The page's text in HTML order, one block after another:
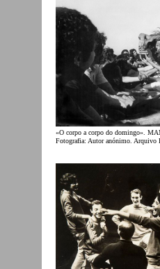
«O corpo a corpo do domingo».
Fotografia: Autor anónimo. Arquivo